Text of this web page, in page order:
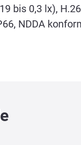
bis 0,3 lx),
NDDA